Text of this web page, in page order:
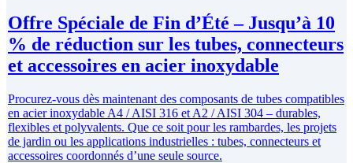
Offre Spéciale de Fin d’Été – Jusqu’à 10
% de réduction sur les tubes, connecteurs
et accessoires en acier inoxydable
Procurez-vous dès maintenant des composants de tubes compatibles
en acier inoxydable A4 / AISI 316 et A2 / AISI 304 – durables,
flexibles et polyvalents. Que ce soit pour les rambardes, les projets
de jardin ou les applications industrielles : tubes, connecteurs et
accessoires coordonnés d’une seule source.